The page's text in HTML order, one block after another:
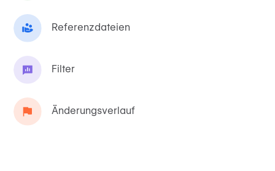
Referenzdateien
Filter
Änderungsverlauf